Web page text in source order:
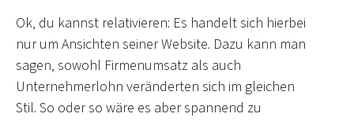
Ok, du kannst relativieren: Es handelt sich hierbei
nur um Ansichten seiner Website. Dazu kann man
sagen, sowohl Firmenumsatz als auch
Unternehmerlohn veränderten sich im gleichen
Stil. So oder so wäre es aber spannend zu